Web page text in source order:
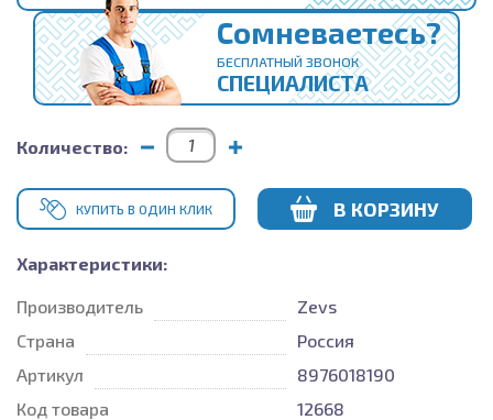
Сомневаетесь?
БЕСПЛАТНЫЙ ЗВОНОК
СПЕЦИАЛИСТА
Количество:
КУПИТЬ В ОДИН КЛИК В КОРЗИНУ
Характеристики:
Производитель
Zevs
Страна
Россия
Артикул
8976018190
Код товара
12668